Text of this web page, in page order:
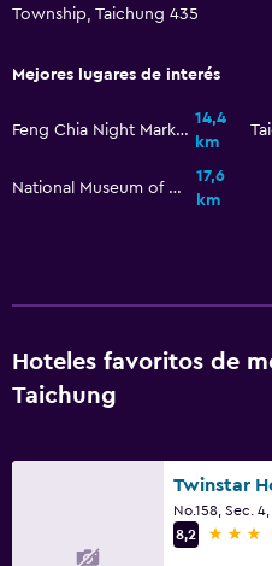
Township, Taichung 435
Mejores lugares de interés
Feng Chia Night Market
14,4
km
National Museum of Natural Science
17,6
km
Hoteles favoritos de
Taichung
Twinstar
8,2
3